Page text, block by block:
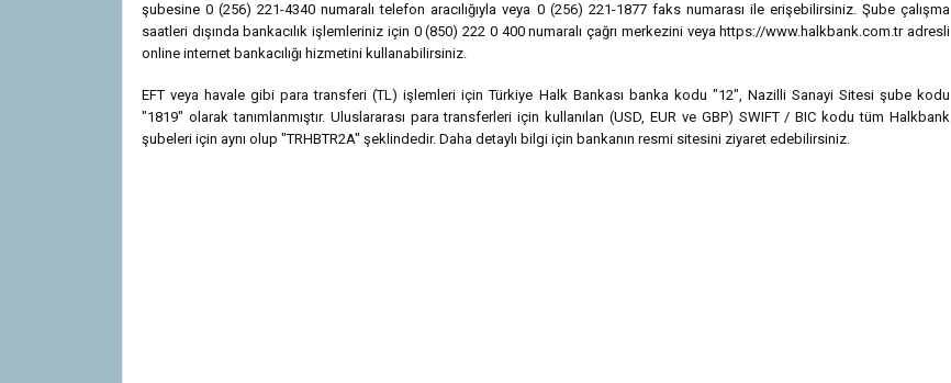
şubesine 0 (256) 221-4340 numaralı telefon aracılığıyla veya 0 (256) 221-1877 faks numarası ile erişebilirsiniz. Şube çalışma
saatleri dışında bankacılık işlemleriniz için 0 (850) 222 0 400 numaralı çağrı merkezini veya https://www.halkbank.com.tr adresli
online internet bankacılığı hizmetini kullanabilirsiniz.
EFT veya havale gibi para transferi (TL) işlemleri için Türkiye Halk Bankası banka kodu "12", Nazilli Sanayi Sitesi şube kodu
"1819" olarak tanımlanmıştır. Uluslararası para transferleri için kullanılan (USD, EUR ve GBP) SWIFT / BIC kodu tüm Halkbank
şubeleri için aynı olup "TRHBTR2A" şeklindedir. Daha detaylı bilgi için bankanın resmi sitesini ziyaret edebilirsiniz.